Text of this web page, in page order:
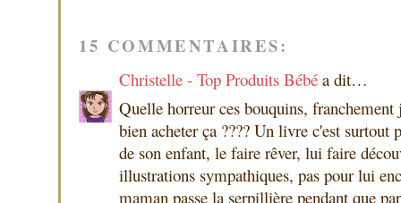
15 COMMENTAIRES:
Christelle - Top Produits Bébé a dit…
Quelle horreur ces bouquins,
bien acheter ça ???? Un livre c'est surtout
de son enfant, le faire rêver, lui faire
illustrations sympathiques, pas pour lui
maman passe la serpillière pendant que